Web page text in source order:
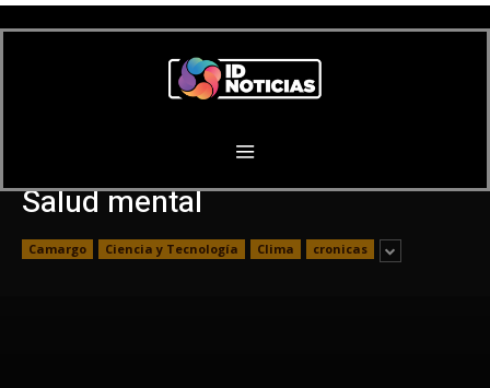
Salud mental
Camargo Ciencia y Tecnología Clima cronicas